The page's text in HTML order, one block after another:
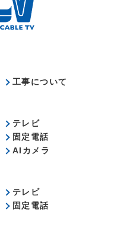
工事について
テレビ
固定電話
AIカメラ
テレビ
固定電話